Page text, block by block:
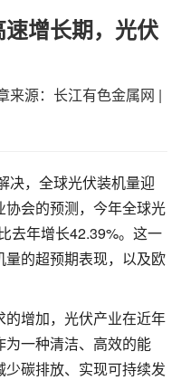
增长期，光伏
来源：长江有色金属网 |
决，全球光伏装机量迎
会的预测，今年全球光
去年增长42.39%。这一
的超预期表现，以及欧
增加，光伏产业在近年
一种清洁、高效的能
碳排放、实现可持续发